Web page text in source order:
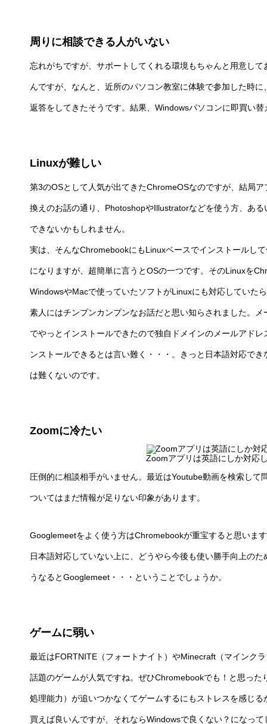
周りに相談できる人がいない
忘れがちですが、サポートしてくれる環境もちゃんと用意し
んですが、なんと、近所のパソコン教室に体験で参加した時
返答をしてきたそうです。結果、Windowsパソコンに即買い替
Linuxが難しい
第3のOSとして人気が出てきたChromeOSなのですが、結局
換えのお話の通り、PhotoshopやIllustratorなどを使う方、あ
できないかもしれません。
実は、そんなChromebookにもLinuxベースでインストールし
になりますが、超簡単に言うとOSの一つです。そのLinuxを
WindowsやMacで使っていたソフトがLinuxにも対応していた
素人にはチンプンカンプンなお話だと思い知らされました。
でやっとインストールできたので独自ドメインのメールアド
ンストールできるとは言い難く・・・。きっと日本語対応で
は難くないのです。
Zoomに冷たい
Zoomアプリは英語にしか対応
圧倒的に相談相手がいません。最近はYoutube動画を検索し
ついてはまだ情報が足りない印象があります。
Googlemeetをよく使う方はChromebookが重宝すると思いま
日本語対応していない上に、どうやら今後も使い勝手向上の
うなるとGooglemeet・・・ということでしょうか。
ゲームに弱い
最近はFORTNITE（フォートナイト）やMinecraft（マインク
話題のゲームが人気ですね。ぜひChromebookでも！と思っ
処理能力）が追いつかなくてゲームするにもストレスを感じ
買えば良いんですが、それならWindowsで良くない？になっ